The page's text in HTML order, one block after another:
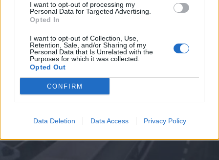
I want to opt-out of processing my
Personal Data for Targeted Advertising.
Opted In
I want to opt-out of Collection, Use,
Retention, Sale, and/or Sharing of my
Personal Data that Is Unrelated with the
Purposes for which it was collected.
Opted Out
CONFIRM
Data Deletion Data Access Privacy Policy
ALTRE NOTIZIE DI CASTELLANZA